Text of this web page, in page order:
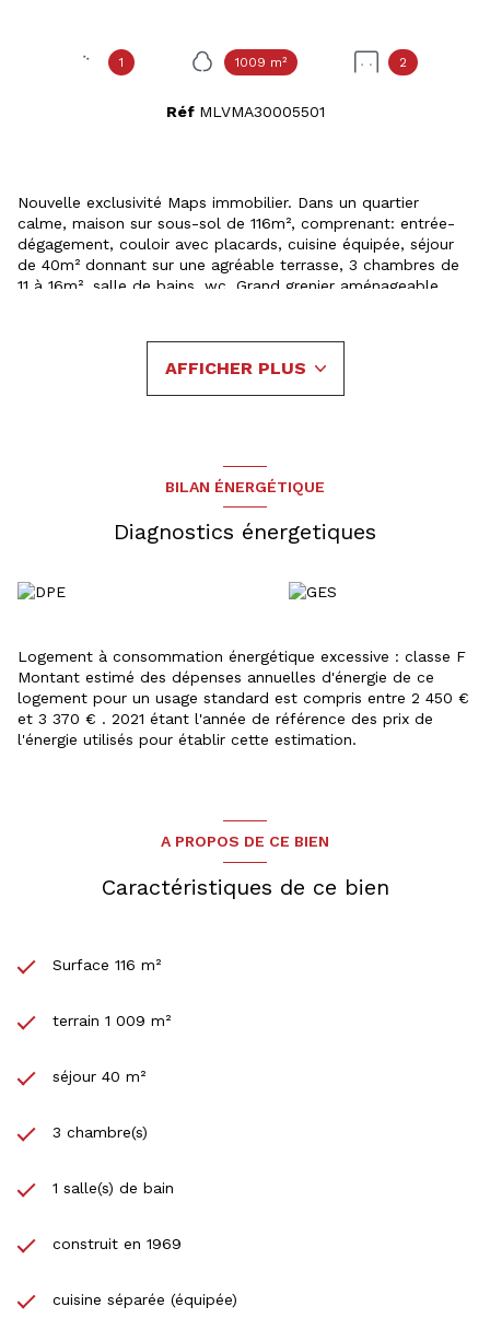
1 1009 m² 2
Réf MLVMA30005501
Nouvelle exclusivité Maps immobilier. Dans un quartier
calme, maison sur sous-sol de 116m², comprenant: entrée-
dégagement, couloir avec placards, cuisine équipée, séjour
de 40m² donnant sur une agréable terrasse, 3 chambres de
11 à 16m², salle de bains, wc. Grand grenier aménageable.
co-exclusivité avec Pierre Jost OPTIMHOME. A voir
absolument. Pour les visites: Laurent MATHIA
AFFICHER PLUS
BILAN ÉNERGÉTIQUE
Diagnostics énergetiques
Logement à consommation énergétique excessive : classe F
Montant estimé des dépenses annuelles d'énergie de ce
logement pour un usage standard est compris entre 2 450 €
et 3 370 € . 2021 étant l'année de référence des prix de
l'énergie utilisés pour établir cette estimation.
A PROPOS DE CE BIEN
Caractéristiques de ce bien
Surface 116 m²
terrain 1 009 m²
séjour 40 m²
3 chambre(s)
1 salle(s) de bain
construit en 1969
cuisine séparée (équipée)